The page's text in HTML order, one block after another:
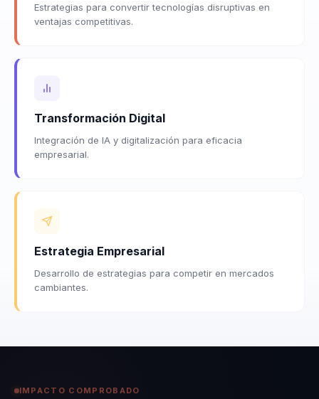
Estrategias para convertir tecnologías disruptivas en
ventajas competitivas.
Transformación Digital
Integración de IA y digitalización para eficacia
empresarial.
Estrategia Empresarial
Desarrollo de estrategias para competir en mercados
cambiantes.
IMPACTO COMPROBADO